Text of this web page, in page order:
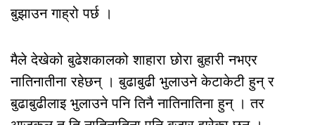
बुझाउन गाह्रो पर्छ ।
मैले देखेको बुढेशकालको शाहारा छोरा बुहारी नभएर
नातिनातीना रहेछन् । बुढाबुढी भुलाउने केटाकेटी हुन् र
बुढाबुढीलाइ भुलाउने पनि तिनै नातिनातिना हुन् । तर